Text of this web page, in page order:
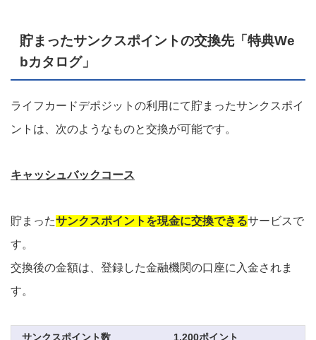
貯まったサンクスポイントの交換先「特典We
bカタログ」
ライフカードデポジットの利用にて貯まったサンクスポイ
ントは、次のようなものと交換が可能です。
キャッシュバックコース
貯まったサンクスポイントを現金に交換できるサービスで
す。
交換後の金額は、登録した金融機関の口座に入金されま
す。
1,200ポイント